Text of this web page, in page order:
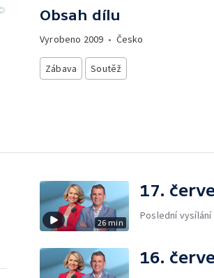
Obsah dílu
Vyrobeno 2009 • Česko
Zábava Soutěž
26 min
17.
Poslední vysílání
16.